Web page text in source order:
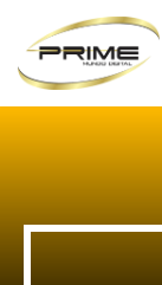
Pular
para